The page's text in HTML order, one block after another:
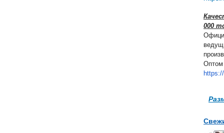
000
Оптом